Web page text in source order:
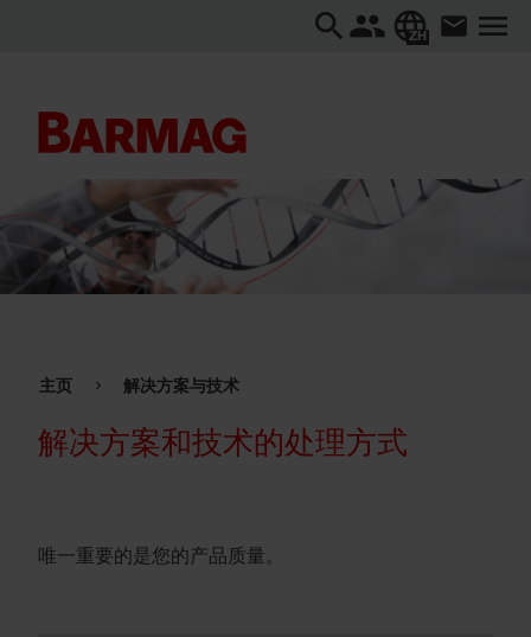
ZH
主页 解决方案与技术
解决方案和技术的处理方式
唯一重要的是您的产品质量。